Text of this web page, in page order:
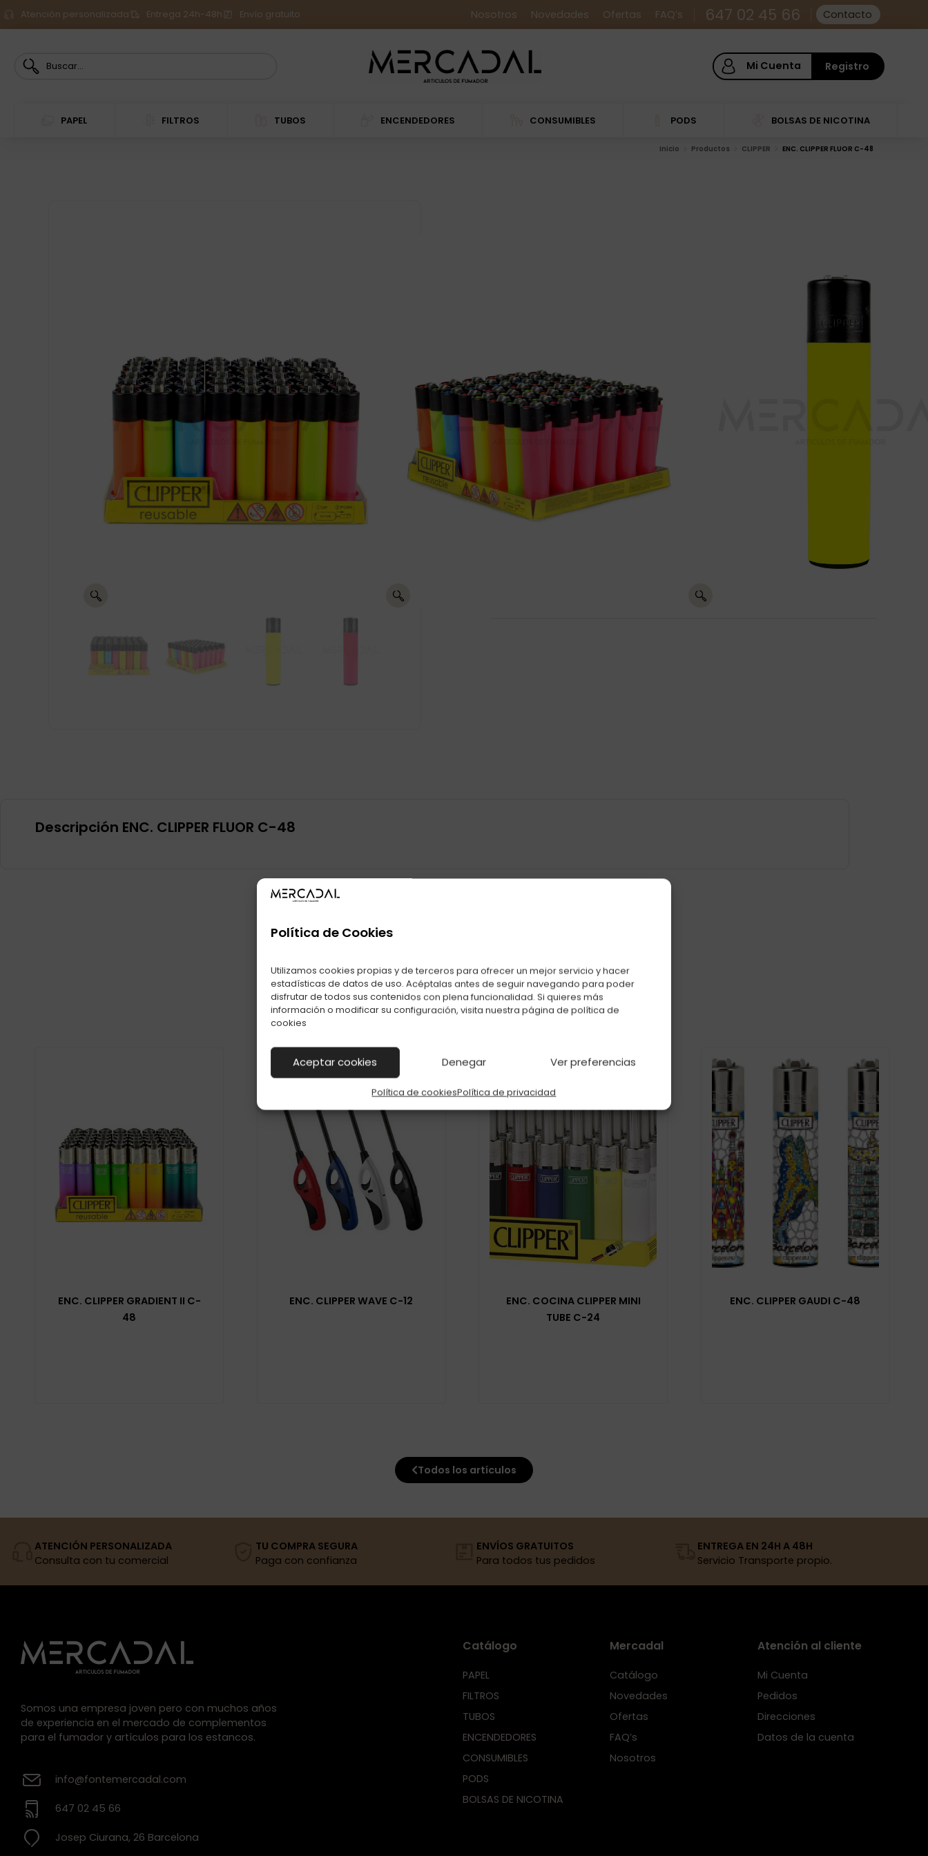
Política de Cookies
Utilizamos cookies propias y de terceros para ofrecer un mejor servicio y hacer
estadísticas de datos de uso. Acéptalas antes de seguir navegando para poder
disfrutar de todos sus contenidos con plena funcionalidad. Si quieres más
información o modificar su configuración, visita nuestra página de política de
cookies
Aceptar cookies Denegar Ver preferencias
Política de cookiesPolítica de privacidad
Atención personalizada Entrega 24h-48h Envío gratuito Nosotros Novedades Ofertas FAQ’s 647 02 45 66 Contacto
Mi Cuenta Registro
PAPEL FILTROS TUBOS ENCENDEDORES CONSUMIBLES PODS BOLSAS DE NICOTINA
Inicio Productos CLIPPER ENC. CLIPPER FLUOR C-48
Registrate para ver precios
Comparte ENC. CLIPPER FLUOR C-48
en:
Pasarela
Descripción ENC. CLIPPER FLUOR C-48
Productos relacionados con ENC. CLIPPER FLUOR C-48
ENC. CLIPPER GRADIENT II C-
48
ENC. CLIPPER WAVE C-12
ENC. COCINA CLIPPER MINI
TUBE C-24
ENC. CLIPPER GAUDI C-48
Todos los artículos
ATENCIÓN PERSONALIZADA
Consulta con tu comercial
TU COMPRA SEGURA
Paga con confianza
ENVÍOS GRATUITOS
Para todos tus pedidos
ENTREGA EN 24H A 48H
Servicio Transporte propio.
Somos una empresa joven pero con muchos años
de experiencia en el mercado de complementos
para el fumador y artículos para los estancos.
info@fontemercadal.com
647 02 45 66
Josep Ciurana, 26 Barcelona
Catálogo
PAPEL
FILTROS
TUBOS
ENCENDEDORES
CONSUMIBLES
PODS
BOLSAS DE NICOTINA
Mercadal
Catálogo
Novedades
Ofertas
FAQ’s
Nosotros
Atención al cliente
Mi Cuenta
Pedidos
Direcciones
Datos de la cuenta